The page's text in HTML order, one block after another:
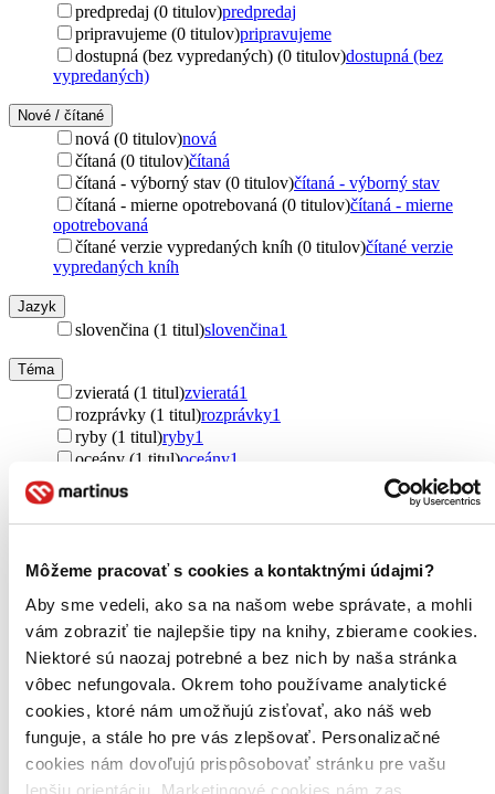
Môžeme pracovať s cookies a kontaktnými údajmi?
Aby sme vedeli, ako sa na našom webe správate, a mohli
vám zobraziť tie najlepšie tipy na knihy, zbierame cookies.
Niektoré sú naozaj potrebné a bez nich by naša stránka
vôbec nefungovala. Okrem toho používame analytické
cookies, ktoré nám umožňujú zisťovať, ako náš web
funguje, a stále ho pre vás zlepšovať. Personalizačné
cookies nám dovoľujú prispôsobovať stránku pre vašu
lepšiu orientáciu. Marketingové cookies nám zas
predpredaj (0 titulov)predpredaj
pripravujeme (0 titulov)pripravujeme
dostupná (bez vypredaných) (0 titulov)dostupná (bez
vypredaných)
Nové / čítané
nová (0 titulov)nová
čítaná (0 titulov)čítaná
čítaná - výborný stav (0 titulov)čítaná - výborný stav
čítaná - mierne opotrebovaná (0 titulov)čítaná - mierne
opotrebovaná
čítané verzie vypredaných kníh (0 titulov)čítané verzie
vypredaných kníh
Jazyk
slovenčina (1 titul)slovenčina1
Téma
zvieratá (1 titul)zvieratá1
rozprávky (1 titul)rozprávky1
ryby (1 titul)ryby1
oceány (1 titul)oceány1
Autor
Monika Kompaníková (1 titul)Monika Kompaníková1
Väzba
pevná väzba (1 titul)
Zúžiť výber
Zoradiť
Bestsellery